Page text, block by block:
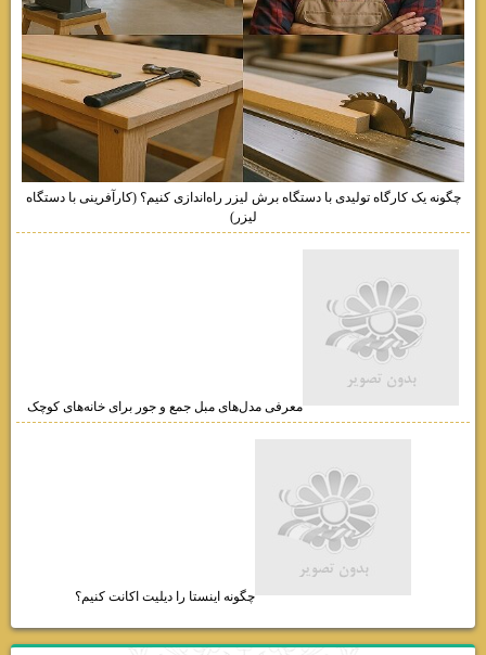
چگونه یک کارگاه تولیدی با دستگاه برش لیزر راه‌اندازی کنیم؟ (کارآفرینی با دستگاه
لیزر)
معرفی مدل‌های مبل جمع و جور برای خانه‌های کوچک
چگونه اینستا را دیلیت اکانت کنیم؟